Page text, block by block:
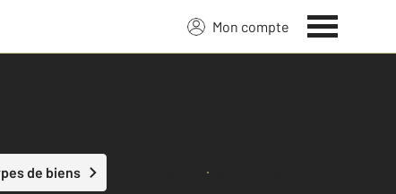
Mon compte
de biens Lancer ma recherche